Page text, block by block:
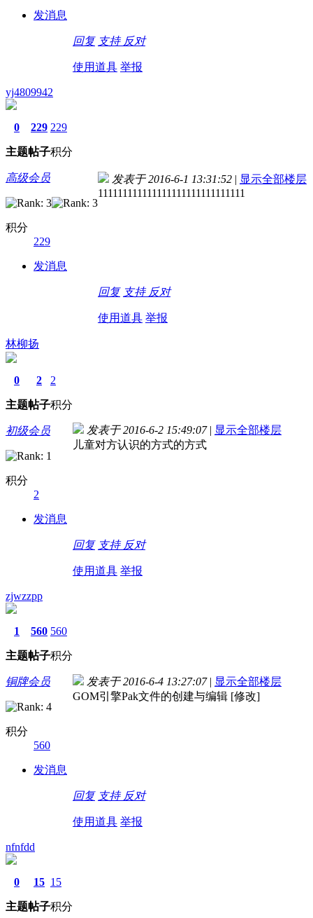
发消息
回复 支持 反对
使用道具 举报
yj4809942
0
主题
229
帖子
229
积分
高级会员
积分
229
发消息
发表于 2016-6-1 13:31:52 | 显示全部楼层
111111111111111111111111111111
回复 支持 反对
使用道具 举报
林柳扬
0
主题
2
帖子
2
积分
初级会员
积分
2
发消息
发表于 2016-6-2 15:49:07 | 显示全部楼层
儿童对方认识的方式的方式
回复 支持 反对
使用道具 举报
zjwzzpp
1
主题
560
帖子
560
积分
铜牌会员
积分
560
发消息
发表于 2016-6-4 13:27:07 | 显示全部楼层
GOM引擎Pak文件的创建与编辑 [修改]
回复 支持 反对
使用道具 举报
nfnfdd
0
主题
15
帖子
15
积分